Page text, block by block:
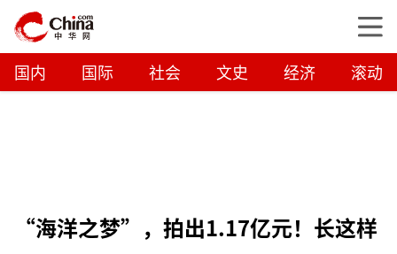
国内 国际 社会 文史 经济 滚动
“海洋之梦”，拍出1.17亿元！长这样